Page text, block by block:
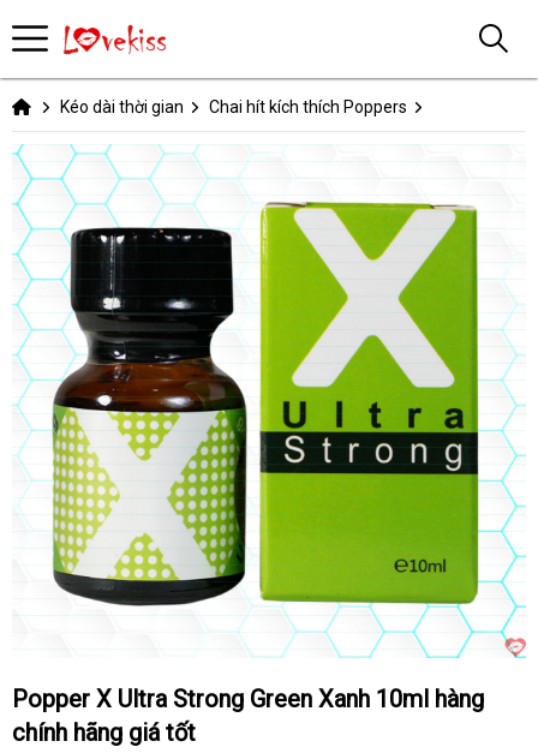
Kéo dài thời gian Chai hít kích thích Poppers
Popper X Ultra Strong Green Xanh 10ml hàng
chính hãng giá tốt